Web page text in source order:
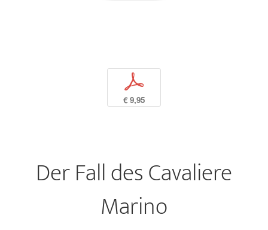
p
€ 9,95
Der Fall des Cavaliere
Marino